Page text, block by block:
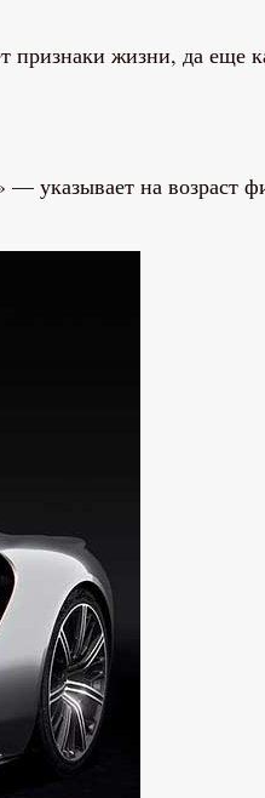
признаки жизни, да еще
указывает на возраст